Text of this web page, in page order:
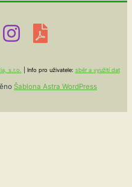
s.r.o. | Info pro uživatele: sběr a využití dat
Šablona Astra WordPress